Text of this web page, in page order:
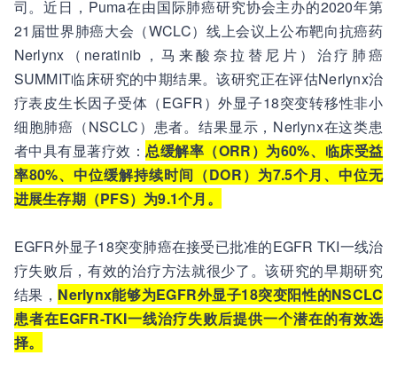
司。近日，Puma在由国际肺癌研究协会主办的2020年第
21届世界肺癌大会（WCLC）线上会议上公布靶向抗癌药
Nerlynx（neratinib，马来酸奈拉替尼片）治疗肺癌
SUMMIT临床研究的中期结果。该研究正在评估Nerlynx治
疗表皮生长因子受体（EGFR）外显子18突变转移性非小
细胞肺癌（NSCLC）患者。结果显示，Nerlynx在这类患
者中具有显著疗效：总缓解率（ORR）为60%、临床受益
率80%、中位缓解持续时间（DOR）为7.5个月、中位无
进展生存期（PFS）为9.1个月。
EGFR外显子18突变肺癌在接受已批准的EGFR TKI一线治
疗失败后，有效的治疗方法就很少了。该研究的早期研究
结果， Nerlynx能够为EGFR外显子18突变阳性的NSCLC
患者在EGFR-TKI一线治疗失败后提供一个潜在的有效选
择。